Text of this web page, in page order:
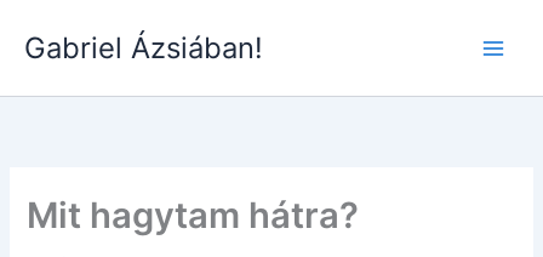
Gabriel Ázsiában!
Mit hagytam hátra?